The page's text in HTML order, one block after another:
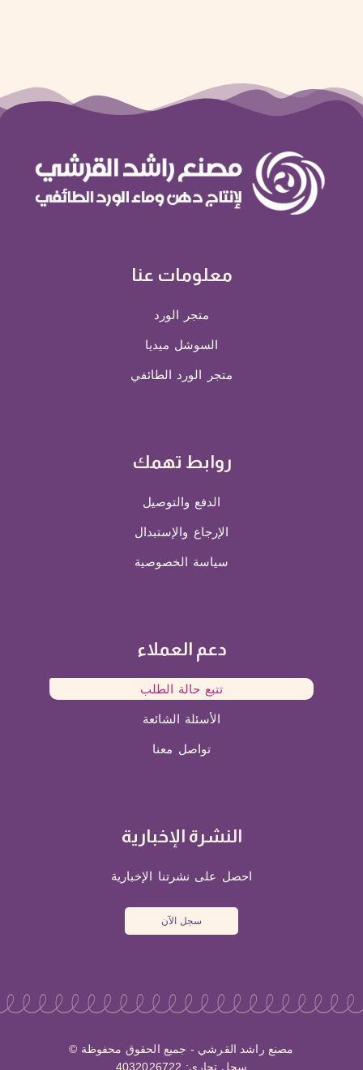
معلومات عنا
متجر الورد
السوشل ميديا
متجر الورد الطائفي
روابط تهمك
الدفع والتوصيل
الإرجاع والإستبدال
سياسة الخصوصية
دعم العملاء
تتبع حالة الطلب
الأسئلة الشائعة
تواصل معنا
النشرة الإخبارية
احصل على نشرتنا الإخبارية
سجل الآن
مصنع راشد القرشي - جميع الحقوق محفوظة ©
سجل تجاري: 4032026722